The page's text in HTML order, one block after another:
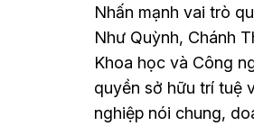
Nhấn mạnh vai trò
Như Quỳnh, Chánh
Khoa học và Công
quyền sở hữu trí tuệ
nghiệp nói chung,